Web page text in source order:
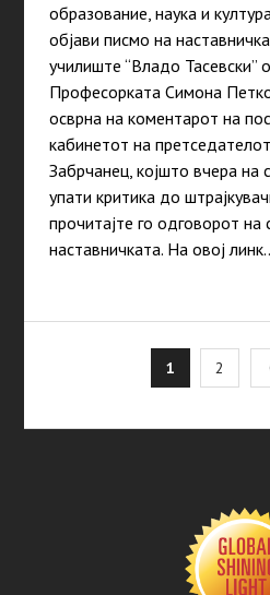
образование, наука и
објави писмо на
училиште “Владо Тасевски”
Професорката Симона
осврна на коментарот на
кабинетот на
Забрчанец, којшто вчера на
упати критика до
прочитајте го одговорот на
наставничката. На овој
pagination
1 2